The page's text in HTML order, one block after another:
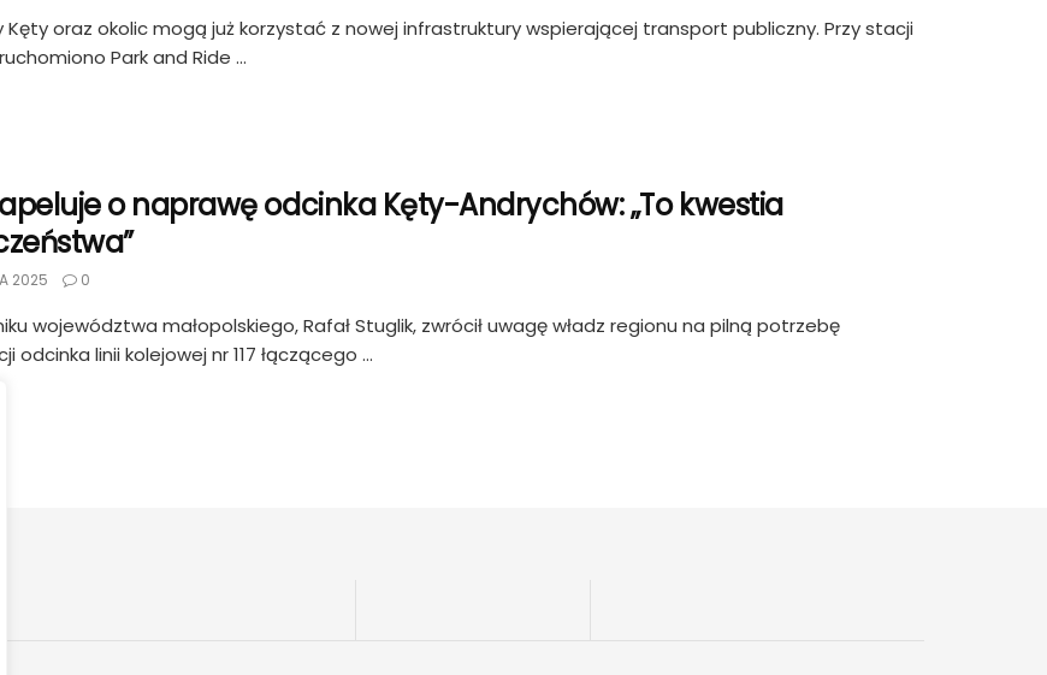
Kęty oraz okolic mogą już korzystać z nowej infrastruktury wspierającej transport publiczny. Przy stacji
Park and Ride ...
o naprawę odcinka Kęty-Andrychów: „To kwestia
2025 0
województwa małopolskiego, Rafał Stuglik, zwrócił uwagę władz regionu na pilną potrzebę
odcinka linii kolejowej nr 117 łączącego ...